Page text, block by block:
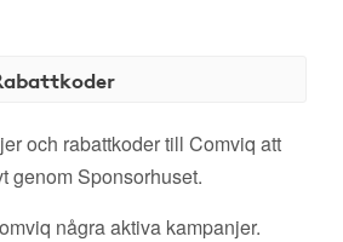
och rabattkoder till Comviq att
genom Sponsorhuset.
några aktiva kampanjer.